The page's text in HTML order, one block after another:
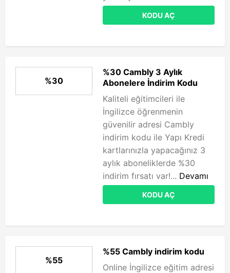
KODU AÇ
%30
%30 Cambly 3 Aylık
Abonelere İndirim Kodu
Kaliteli eğitimcileri ile
İngilizce öğrenmenin
güvenilir adresi Cambly
indirim kodu ile Yapı Kredi
kartlarınızla yapacağınız 3
aylık aboneliklerde %30
indirim fırsatı var!... Devamı
KODU AÇ
%55
%55 Cambly indirim kodu
Online İngilizce eğitim adresi